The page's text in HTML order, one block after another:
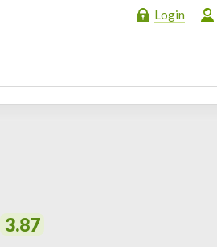
Login
3.87